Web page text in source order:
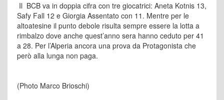
Il BCB va in doppia cifra con tre giocatrici: Aneta Kotnis 13,
Safy Fall 12 e Giorgia Assentato con 11. Mentre per le
altoatesine il punto debole risulta sempre essere la lotta a
rimbalzo dove anche quest’anno sera hanno ceduto per 41
a 28. Per l’Alperia ancora una prova da Protagonista che
però alla lunga non paga.
(Photo Marco Brioschi)